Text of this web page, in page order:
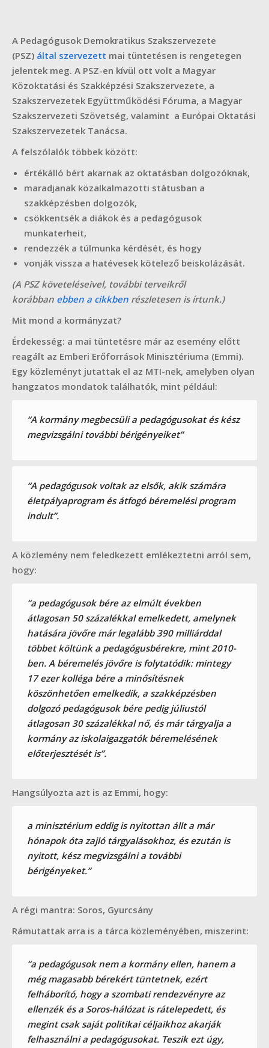
A Pedagógusok Demokratikus Szakszervezete
(PSZ) által szervezett mai tüntetésen is rengetegen
jelentek meg. A PSZ-en kívül ott volt a Magyar
Közoktatási és Szakképzési Szakszervezete, a
Szakszervezetek Együttműködési Fóruma, a Magyar
Szakszervezeti Szövetség, valamint a Európai Oktatási
Szakszervezetek Tanácsa.
A felszólalók többek között:
értékálló bért akarnak az oktatásban dolgozóknak,
maradjanak közalkalmazotti státusban a
szakképzésben dolgozók,
csökkentsék a diákok és a pedagógusok
munkaterheit,
rendezzék a túlmunka kérdését, és hogy
vonják vissza a hatévesek kötelező beiskolázását.
(A PSZ követeléseivel, további terveikről
korábban ebben a cikkben részletesen is írtunk.)
Mit mond a kormányzat?
Érdekesség: a mai tüntetésre már az esemény előtt
reagált az Emberi Erőforrások Minisztériuma (Emmi).
Egy közleményt jutattak el az MTI-nek, amelyben olyan
hangzatos mondatok találhatók, mint például:
“A kormány megbecsüli a pedagógusokat és kész
megvizsgálni további bérigényeiket”
“A pedagógusok voltak az elsők, akik számára
életpályaprogram és átfogó béremelési program
indult”.
A közlemény nem feledkezett emlékeztetni arról sem,
hogy:
“a pedagógusok bére az elmúlt években
átlagosan 50 százalékkal emelkedett, amelynek
hatására jövőre már legalább 390 milliárddal
többet költünk a pedagógusbérekre, mint 2010-
ben. A béremelés jövőre is folytatódik: mintegy
17 ezer kolléga bére a minősítésnek
köszönhetően emelkedik, a szakképzésben
dolgozó pedagógusok bére pedig júliustól
átlagosan 30 százalékkal nő, és már tárgyalja a
kormány az iskolaigazgatók béremelésének
előterjesztését is”.
Hangsúlyozta azt is az Emmi, hogy:
a minisztérium eddig is nyitottan állt a már
hónapok óta zajló tárgyalásokhoz, és ezután is
nyitott, kész megvizsgálni a további
bérigényeket.”
A régi mantra: Soros, Gyurcsány
Rámutattak arra is a tárca közleményében, miszerint:
“a pedagógusok nem a kormány ellen, hanem a
még magasabb bérekért tüntetnek, ezért
felháborító, hogy a szombati rendezvényre az
ellenzék és a Soros-hálózat is rátelepedett, és
megint csak saját politikai céljaikhoz akarják
felhasználni a pedagógusokat. Teszik ezt úgy,